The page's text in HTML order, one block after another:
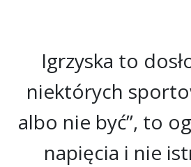
Igrzyska to
niektórych
albo nie być”, to
napięcia i nie